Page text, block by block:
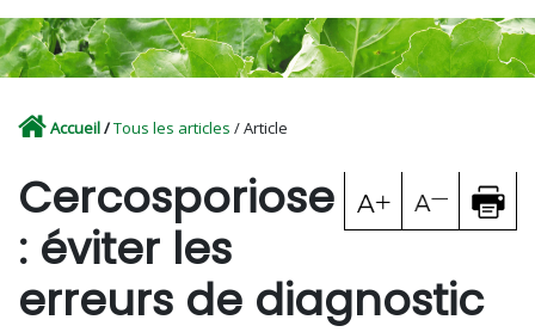
Accueil/Tous les articles / Article
Cercosporiose
: éviter les
erreurs de diagnostic